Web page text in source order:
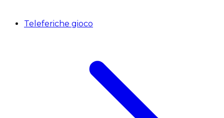
Teleferiche gioco